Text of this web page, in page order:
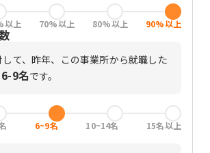
以上 70%以上 80%以上 90%以上
して、昨年、この事業所から就職した
6-9名です。
6~9名 10~14名 15名以上